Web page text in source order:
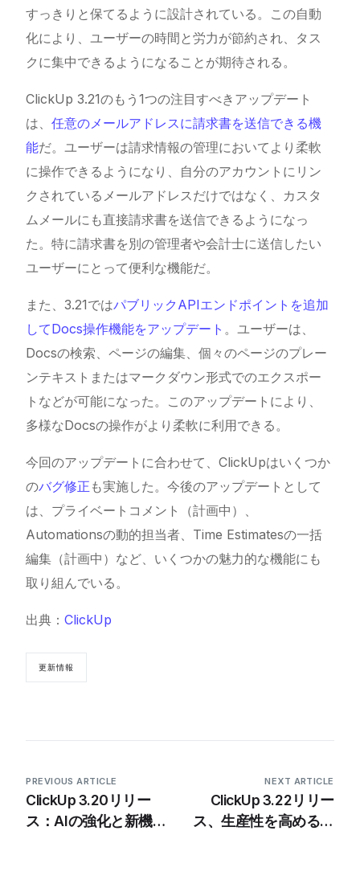
すっきりと保てるように設計されている。この自動
化により、ユーザーの時間と労力が節約され、タス
クに集中できるようになることが期待される。
ClickUp 3.21のもう1つの注目すべきアップデート
は、任意のメールアドレスに請求書を送信できる機
能だ。ユーザーは請求情報の管理においてより柔軟
に操作できるようになり、自分のアカウントにリン
クされているメールアドレスだけではなく、カスタ
ムメールにも直接請求書を送信できるようになっ
た。特に請求書を別の管理者や会計士に送信したい
ユーザーにとって便利な機能だ。
また、3.21ではパブリックAPIエンドポイントを追加
してDocs操作機能をアップデート 。ユーザーは、
Docsの検索、ページの編集、個々のページのプレー
ンテキストまたはマークダウン形式でのエクスポー
トなどが可能になった。このアップデートにより、
多様なDocsの操作がより柔軟に利用できる。
今回のアップデートに合わせて、ClickUpはいくつか
のバグ修正 も実施した。今後のアップデートとして
は、プライベートコメント（計画中）、
Automationsの動的担当者、Time Estimatesの一括
編集（計画中）など、いくつかの魅力的な機能にも
取り組んでいる。
出典：ClickUp
更新情報
PREVIOUS ARTICLE
ClickUp 3.20リリー
ス：AIの強化と新機能
NEXT ARTICLE
ClickUp 3.22リリー
ス、生産性を高める新